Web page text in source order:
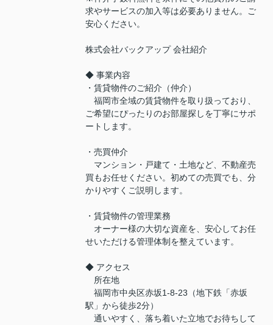
求やサービスの加入等は必要ありません。ご
安心ください。
株式会社バックアップ 会社紹介
◆ 事業内容
・賃貸物件のご紹介（仲介）
福岡市全域の賃貸物件を取り扱っており、
ご希望にぴったりのお部屋探しを丁寧にサポ
ートします。
・売買仲介
マンション・戸建て・土地など、不動産売
買もお任せください。初めての売買でも、分
かりやすくご説明します。
・賃貸物件の管理業務
オーナー様の大切な資産を、安心してお任
せいただける管理体制を整えています。
◆ アクセス
所在地
福岡市中央区赤坂1-8-23（地下鉄「赤坂
駅」から徒歩2分）
通いやすく、落ち着いた立地でお待ちして